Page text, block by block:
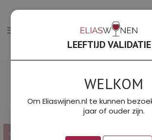
Filter
SORTEER OP PRIJS: LAAG NAAR
Exclusief
OP!
LEEFTIJD VALIDATIE
WELKOM
Om Eliaswijnen.nl te kunnen
jaar of ouder zijn.